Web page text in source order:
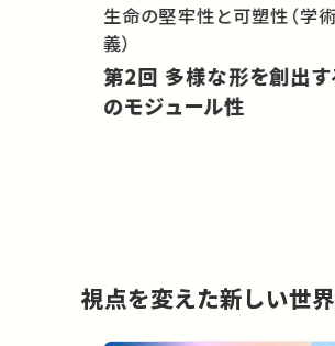
生命の堅牢性と可塑性（学
義）
第2回 多様な形を創出する発生
のモジュール性
視点を変えた新しい世